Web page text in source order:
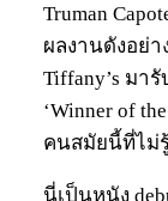
Truman
ผลงานดังอย่า
Tiffany’s มา
‘Winner of
คนสมัยนี้ที่ไม่
นี่เป็นหนัง